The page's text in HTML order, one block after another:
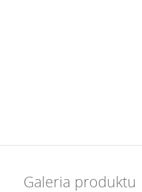
Galeria produktu